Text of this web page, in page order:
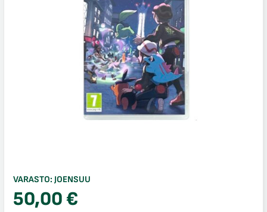
VARASTO: JOENSUU
50,00€